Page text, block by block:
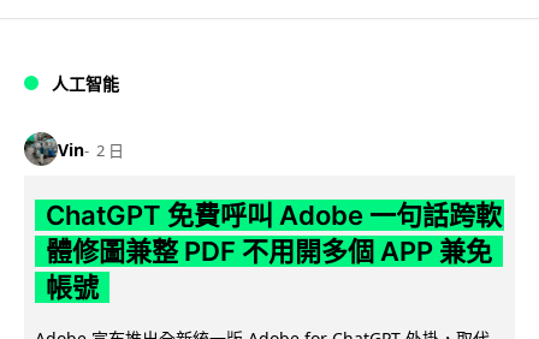
人工智能
Vin 2 日
ChatGPT 免費呼叫 Adobe 一句話跨軟
體修圖兼整 PDF 不用開多個 APP 兼免
帳號